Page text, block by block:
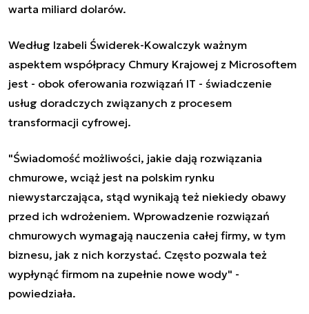
warta miliard dolarów.
Według Izabeli Świderek-Kowalczyk ważnym
aspektem współpracy Chmury Krajowej z Microsoftem
jest - obok oferowania rozwiązań IT - świadczenie
usług doradczych związanych z procesem
transformacji cyfrowej.
"Świadomość możliwości, jakie dają rozwiązania
chmurowe, wciąż jest na polskim rynku
niewystarczająca, stąd wynikają też niekiedy obawy
przed ich wdrożeniem. Wprowadzenie rozwiązań
chmurowych wymagają nauczenia całej firmy, w tym
biznesu, jak z nich korzystać. Często pozwala też
wypłynąć firmom na zupełnie nowe wody" -
powiedziała.